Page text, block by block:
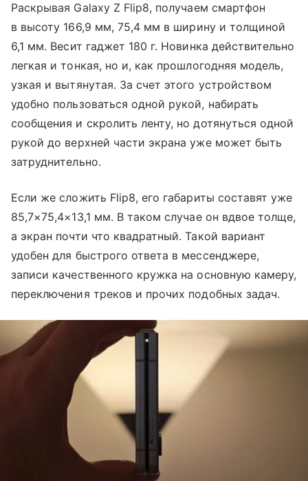
Раскрывая Galaxy Z Flip8, получаем смартфон
в высоту 166,9 мм, 75,4 мм в ширину и толщиной
6,1 мм. Весит гаджет 180 г. Новинка действительно
легкая и тонкая, но и, как прошлогодняя модель,
узкая и вытянутая. За счет этого устройством
удобно пользоваться одной рукой, набирать
сообщения и скролить ленту, но дотянуться одной
рукой до верхней части экрана уже может быть
затруднительно.
Если же сложить Flip8, его габариты составят уже
85,7×75,4×13,1 мм. В таком случае он вдвое толще,
а экран почти что квадратный. Такой вариант
удобен для быстрого ответа в мессенджере,
записи качественного кружка на основную камеру,
переключения треков и прочих подобных задач.